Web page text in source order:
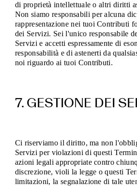
di proprietà intellettuale o altri diritti
Non siamo responsabili per alcuna
rappresentazione nei tuoi Contributi
dei Servizi. Sei l'unico responsabile
Servizi e accetti espressamente di
responsabilità e di astenerti da
noi riguardo ai tuoi Contributi.
7. GESTIONE DEI
Ci riserviamo il diritto, ma non
Servizi per violazioni di questi
azioni legali appropriate contro
discrezione, violi la legge o questi
limitazioni, la segnalazione di tale